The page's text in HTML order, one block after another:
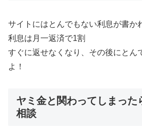
サイトにはとんでもない利息が書か
利息は月一返済で1割
すぐに返せなくなり、その後にとん
よ！
ヤミ金と関わってしまった
相談